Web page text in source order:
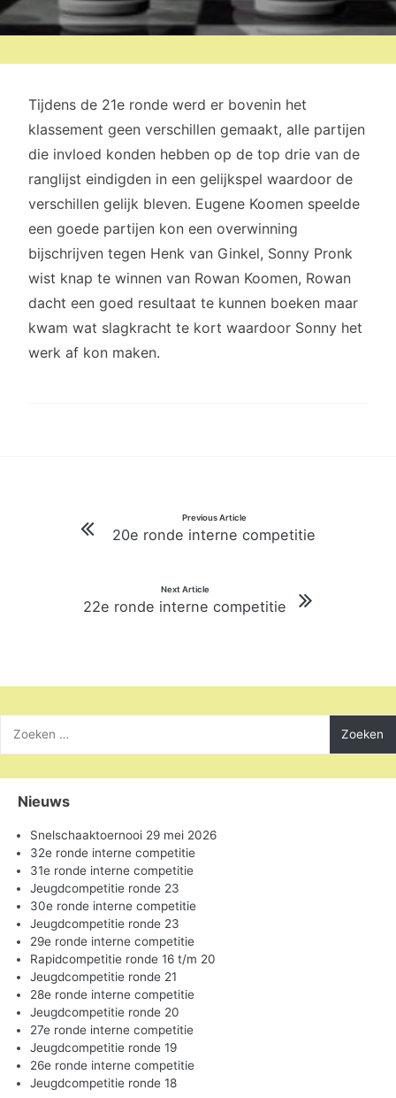
Tijdens de 21e ronde werd er bovenin het
klassement geen verschillen gemaakt, alle partijen
die invloed konden hebben op de top drie van de
ranglijst eindigden in een gelijkspel waardoor de
verschillen gelijk bleven. Eugene Koomen speelde
een goede partijen kon een overwinning
bijschrijven tegen Henk van Ginkel, Sonny Pronk
wist knap te winnen van Rowan Koomen, Rowan
dacht een goed resultaat te kunnen boeken maar
kwam wat slagkracht te kort waardoor Sonny het
werk af kon maken.
navigatie
Previous Article
20e ronde interne competitie
Next Article
22e ronde interne competitie
naar:
Nieuws
Snelschaaktoernooi 29 mei 2026
32e ronde interne competitie
31e ronde interne competitie
Jeugdcompetitie ronde 23
30e ronde interne competitie
Jeugdcompetitie ronde 23
29e ronde interne competitie
Rapidcompetitie ronde 16 t/m 20
Jeugdcompetitie ronde 21
28e ronde interne competitie
Jeugdcompetitie ronde 20
27e ronde interne competitie
Jeugdcompetitie ronde 19
26e ronde interne competitie
Jeugdcompetitie ronde 18